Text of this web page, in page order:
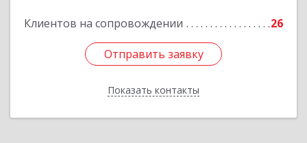
Клиентов на сопровождении 26
Отправить заявку
Показать контакты
Отправить заявку
Назад